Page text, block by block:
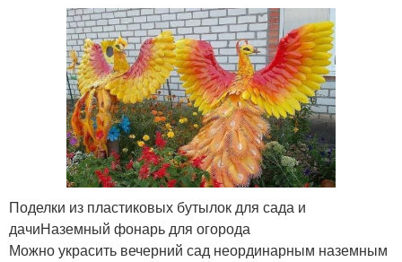
Поделки из пластиковых бутылок для сада и
дачиНаземный фонарь для огорода
Можно украсить вечерний сад неординарным наземным